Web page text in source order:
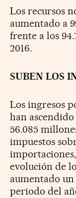
Los recursos
aumentado a
frente a los
2016.
SUBEN LOS
Los ingresos
han ascendido
56.085
impuestos
evolución de
aumentado un
periodo del